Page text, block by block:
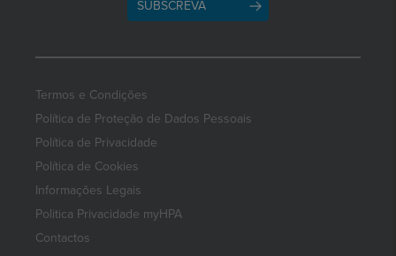
SUBSCREVA
Termos e Condições
Política de Proteção de Dados Pessoais
Política de Privacidade
Política de Cookies
Informações Legais
Politica Privacidade myHPA
Contactos